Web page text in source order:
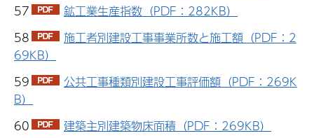
57
鉱工業生産指数（PDF：282KB）
58
施工者別建設工事事業所数と施工額（PDF：2
69KB）
59
公共工事種類別建設工事評価額（PDF：269K
B）
60
建築主別建築物床面積（PDF：269KB）